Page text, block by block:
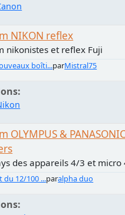
NIKON reflex
nikonistes et reflex Fuji
boîti...parMistral75
OLYMPUS &
des appareils 4/3 et micro
du 12/100 ...paralpha duo